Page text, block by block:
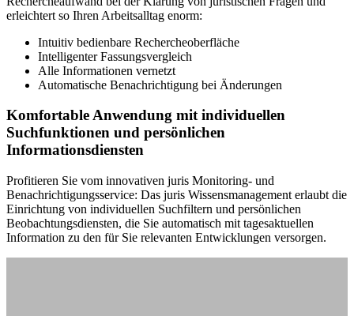
erleichtert so Ihren Arbeitsalltag enorm:
Intuitiv bedienbare Rechercheoberfläche
Intelligenter Fassungsvergleich
Alle Informationen vernetzt
Automatische Benachrichtigung bei Änderungen
Komfortable Anwendung mit individuellen
Suchfunktionen und persönlichen
Informationsdiensten
Profitieren Sie vom innovativen juris Monitoring- und
Benachrichtigungsservice: Das juris Wissensmanagement erlaubt die
Einrichtung von individuellen Suchfiltern und persönlichen
Beobachtungsdiensten, die Sie automatisch mit tagesaktuellen
Information zu den für Sie relevanten Entwicklungen versorgen.